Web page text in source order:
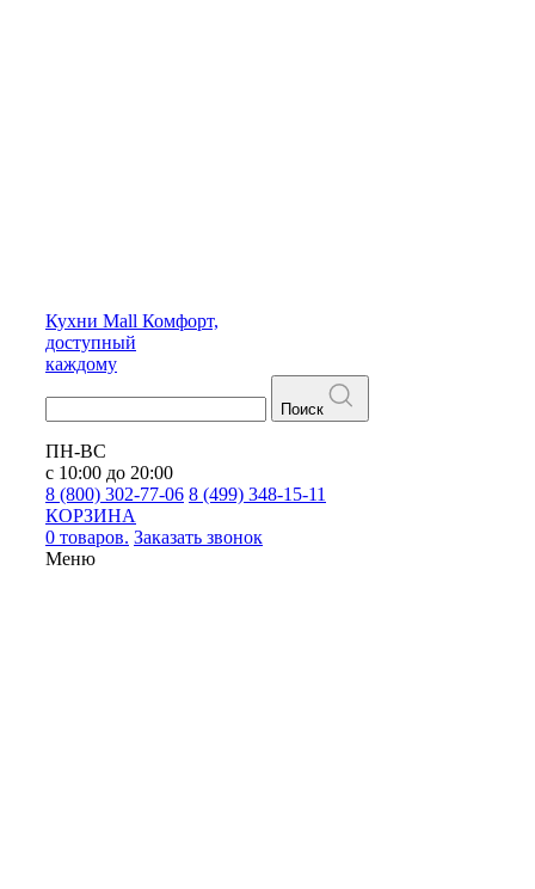
Кухни Mall Комфорт,
доступный
каждому
Поиск
ПН-ВС
с 10:00 до 20:00
8 (800) 302-77-06 8 (499) 348-15-11
КОРЗИНА
0 товаров. Заказать звонок
Меню